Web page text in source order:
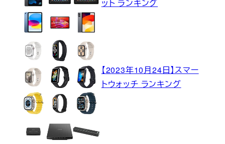
ット ランキング
【2023年10月24日】スマー
トウォッチ ランキング